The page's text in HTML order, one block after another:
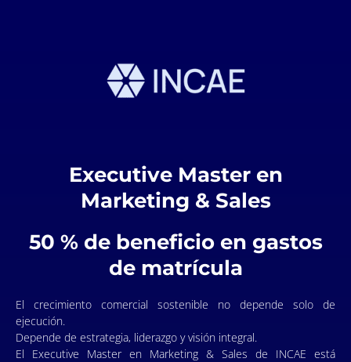
Executive Master en
Marketing & Sales
50 % de beneficio en gastos
de matrícula
El crecimiento comercial sostenible no depende solo de
ejecución.
Depende de estrategia, liderazgo y visión integral.
El Executive Master en Marketing & Sales de INCAE está